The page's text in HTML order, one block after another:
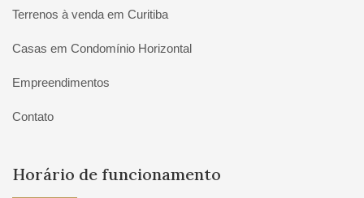
Terrenos à venda em Curitiba
Casas em Condomínio Horizontal
Empreendimentos
Contato
Horário de funcionamento